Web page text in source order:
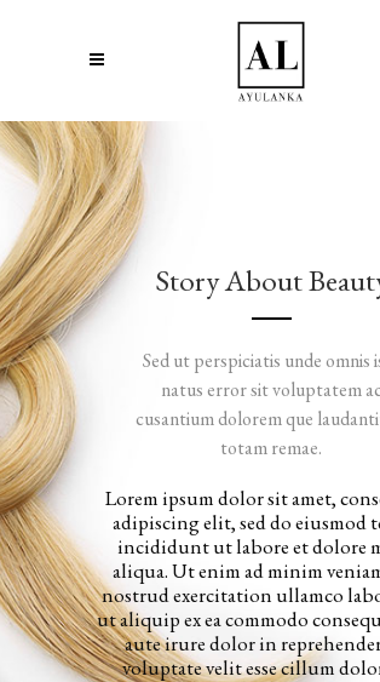
Story About
Sed ut perspiciatis unde omnis
natus error sit voluptatem ac
cusantium dolorem que
totam remae.
Lorem ipsum dolor sit amet,
adipiscing elit, sed do eiusmod
incididunt ut labore et dolore
aliqua. Ut enim ad minim
nostrud exercitation ullamco
ut aliquip ex ea commodo
aute irure dolor in
voluptate velit esse cillum